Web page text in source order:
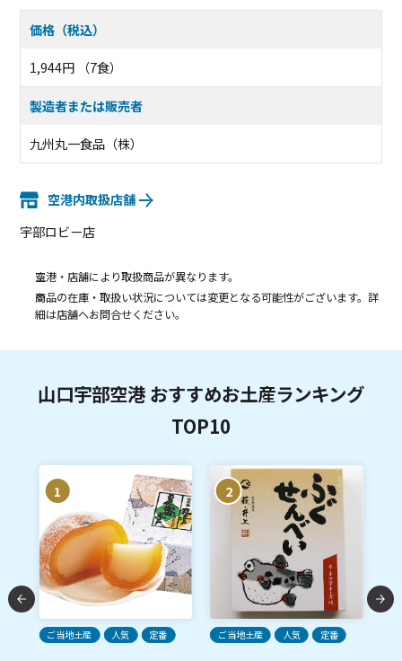
価格（税込）
1,944円 （7食）
製造者または販売者
九州丸一食品（株）
空港内取扱店舗
宇部ロビー店
空港・店舗により取扱商品が異なります。
商品の在庫・取扱い状況については変更となる可能性がございます。詳
細は店舗へお問合せください。
山口宇部空港 おすすめお土産ランキング
TOP10
1
ご当地土産 人気 定番
2
ご当地土産 人気 定番